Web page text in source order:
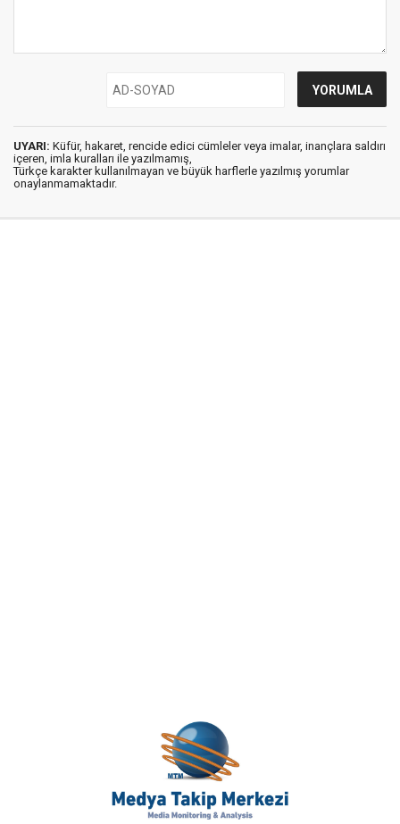
UYARI: Küfür, hakaret, rencide edici cümleler veya imalar, inançlara saldırı
içeren, imla kuralları ile yazılmamış,
Türkçe karakter kullanılmayan ve büyük harflerle yazılmış yorumlar
onaylanmamaktadır.